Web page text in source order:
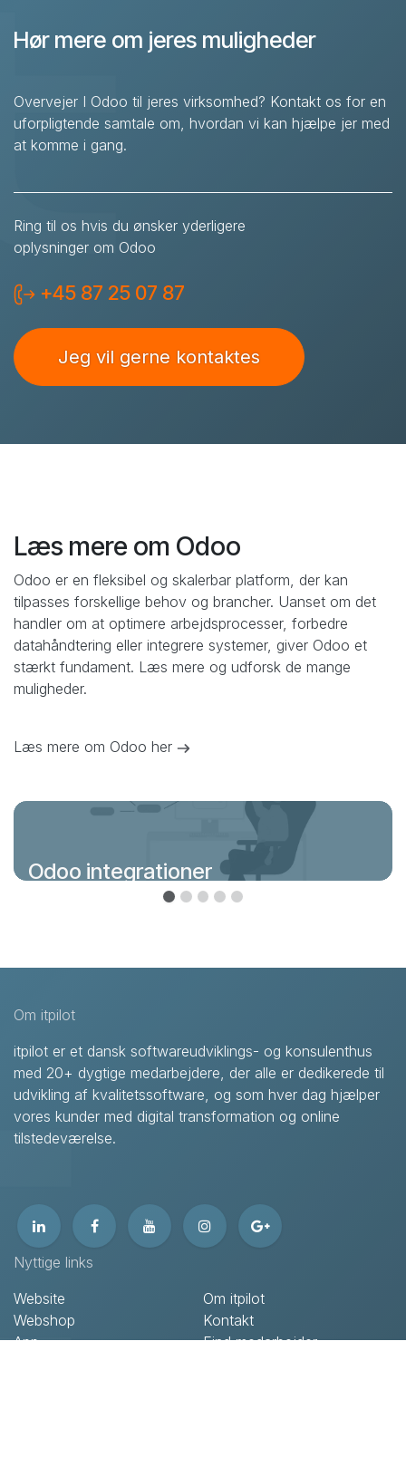
Hør mere om jeres muligheder
Overvejer I Odoo til jeres virksomhed? Kontakt os for en
uforpligtende samtale om, hvordan vi kan hjælpe jer med
at komme i gang.
Ring til os hvis du ønsker yderligere
oplysninger om Odoo
+45 87 25 07 87
Jeg vil gerne kontaktes
Læs mere om Odoo
Odoo er en fleksibel og skalerbar platform, der kan
tilpasses forskellige behov og brancher. Uanset om det
handler om at optimere arbejdsprocesser, forbedre
datahåndtering eller integrere systemer, giver Odoo et
stærkt fundament. Læs mere og udforsk de mange
muligheder.
Læs mere om Odoo her
Odoo integrationer
Om itpilot
itpilot er et dansk softwareudviklings- og konsulenthus
med 20+ dygtige medarbejdere, der alle er dedikerede til
udvikling af kvalitetssoftware, og som hver dag hjælper
vores kunder med digital transformation og online
tilstedeværelse.
Nyttige links
Website
Webshop
App
Om itpilot
Kontakt
Find medarbejder